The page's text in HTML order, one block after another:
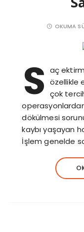
OKUMA
S aç
özellikle
çok
dökülmesi
kaybı yaşayan
İşlem genelde